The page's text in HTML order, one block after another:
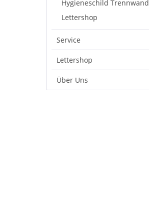
Hygieneschild Trennwand
Lettershop
Service
Lettershop
Über Uns